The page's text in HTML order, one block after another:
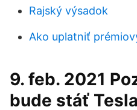
Rajský výsadok
Ako uplatniť
9. feb. 2021
bude stáť